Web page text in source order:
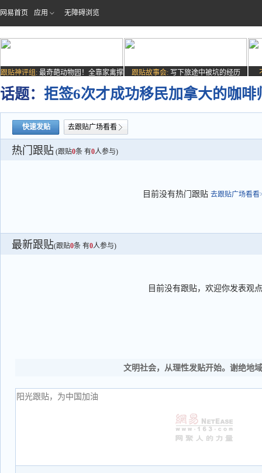
网易首页 应用 无障碍浏览
跟贴神评组: 最奇葩动物园！全靠家禽撑
场子
跟贴故事会: 写下旅途中被坑的经历
话题： 拒签6次才成功移民加拿大的咖
快速发贴 去跟贴广场看看
热门跟贴 (跟贴0条 有0人参与)
目前没有热门跟贴 去跟贴广场看看
最新跟贴(跟贴0条 有0人参与)
目前没有跟贴，欢迎你发表观点
文明社会，从理性发贴开始。谢绝地